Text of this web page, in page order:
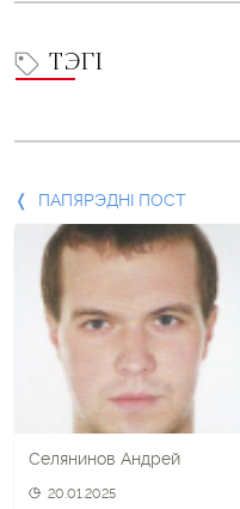
ТЭГІ
Папярэдні
пост
наступны
пост
ПАПЯРЭДНІ ПОСТ
Селянинов Андрей
20.01.2025